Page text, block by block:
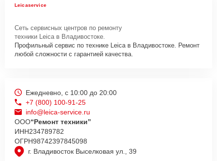
Leicaservice
Сеть сервисных центров по ремонту
техники Leica в Владивостоке.
Профильный сервис по технике Leica в Владивостоке. Ремонт
любой сложности с гарантией качества.
г. Владивосток Выселковая ул., 39
Ежедневно, с 10:00 до 20:00
+7 (800) 100-91-25
info@leica-service.ru
ООО“Ремонт техники”
ИНН234789782
ОГРН98742397845098